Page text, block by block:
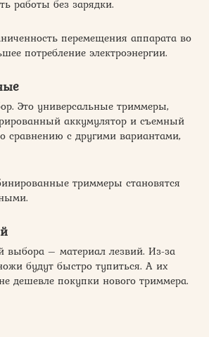
работы без зарядки.
перемещения аппарата во
потребление электроэнергии.
Это универсальные триммеры,
аккумулятор и съемный
сравнению с другими вариантами,
триммеры становятся
выбора – материал лезвий. Из-за
будут быстро тупиться. А их
дешевле покупки нового триммера.